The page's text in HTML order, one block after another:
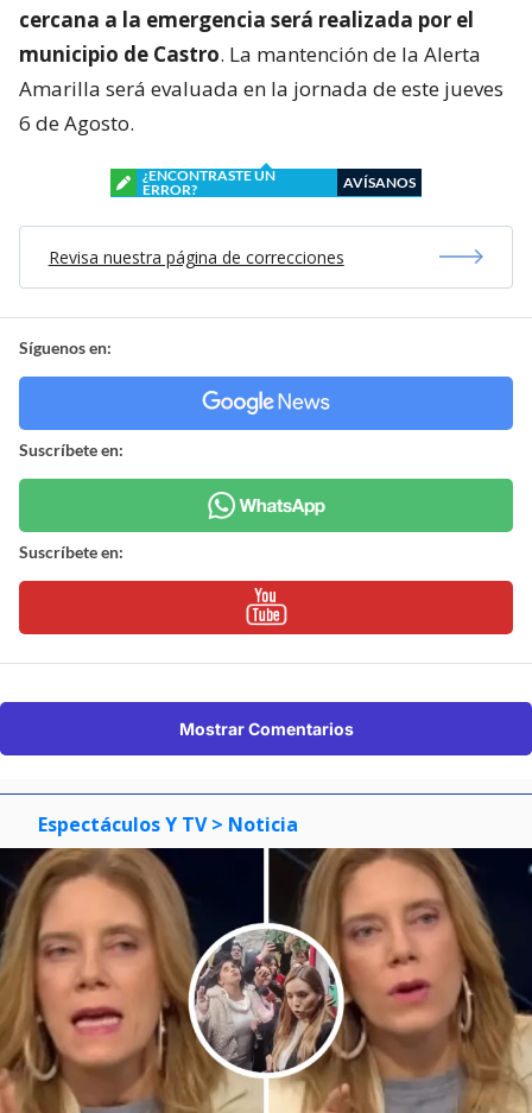
cercana a la emergencia será realizada por el
municipio de Castro. La mantención de la Alerta
Amarilla será evaluada en la jornada de este jueves
6 de Agosto.
¿ENCONTRASTE UN
ERROR?
AVÍSANOS
Revisa nuestra página de correcciones
Síguenos en:
Suscríbete en:
Suscríbete en:
Mostrar Comentarios
Espectáculos Y TV > Noticia